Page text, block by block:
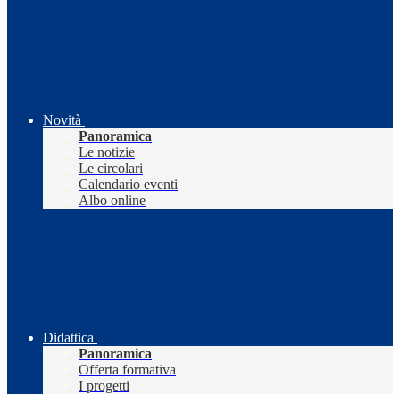
Novità
Panoramica
Le notizie
Le circolari
Calendario eventi
Albo online
Didattica
Panoramica
Offerta formativa
I progetti